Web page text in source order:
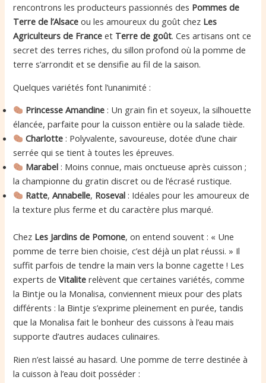
rencontrons les producteurs passionnés des Pommes de
Terre de l’Alsace ou les amoureux du goût chez Les
Agriculteurs de France et Terre de goût. Ces artisans ont ce
secret des terres riches, du sillon profond où la pomme de
terre s’arrondit et se densifie au fil de la saison.
Quelques variétés font l’unanimité :
Princesse Amandine : Un grain fin et soyeux, la silhouette
élancée, parfaite pour la cuisson entière ou la salade tiède.
Charlotte : Polyvalente, savoureuse, dotée d’une chair
serrée qui se tient à toutes les épreuves.
Marabel : Moins connue, mais onctueuse après cuisson ;
la championne du gratin discret ou de l’écrasé rustique.
Ratte,Annabelle, Roseval : Idéales pour les amoureux de
la texture plus ferme et du caractère plus marqué.
Chez Les Jardins de Pomone, on entend souvent : « Une
pomme de terre bien choisie, c’est déjà un plat réussi. » Il
suffit parfois de tendre la main vers la bonne cagette ! Les
experts deVitalite relèvent que certaines variétés, comme
la Bintje ou la Monalisa, conviennent mieux pour des plats
différents : la Bintje s’exprime pleinement en purée, tandis
que la Monalisa fait le bonheur des cuissons à l’eau mais
supporte d’autres audaces culinaires.
Rien n’est laissé au hasard. Une pomme de terre destinée à
la cuisson à l’eau doit posséder :